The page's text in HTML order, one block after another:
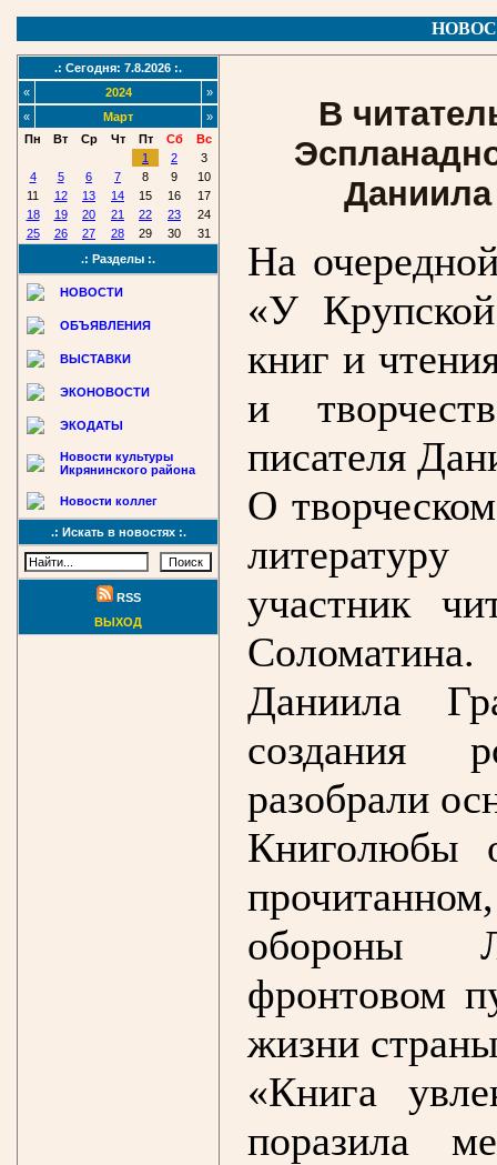
.: Сегодня: 7.8.2026 :.
«
2024
»
«
Март
»
Пн
Вт Ср Чт Пт Сб
Вс
1
2
3
4
5 6 7 8 9
10
11
12 13 14 15 16
17
18
19 20 21 22 23
24
25
26 27 28 29 30
31
.: Разделы :.
НОВОСТИ
ОБЪЯВЛЕНИЯ
ВЫСТАВКИ
ЭКОНОВОСТИ
ЭКОДАТЫ
Новости культуры
Икрянинского района
Новости коллег
.: Искать в новостях :.
RSS
ВЫХОД
В
Даниила
На
«У
книг и
и
писателя
О
участник
Даниила
создания
разобрали
Книголюбы
обороны
фронтовом
жизни
«Книга
поразила